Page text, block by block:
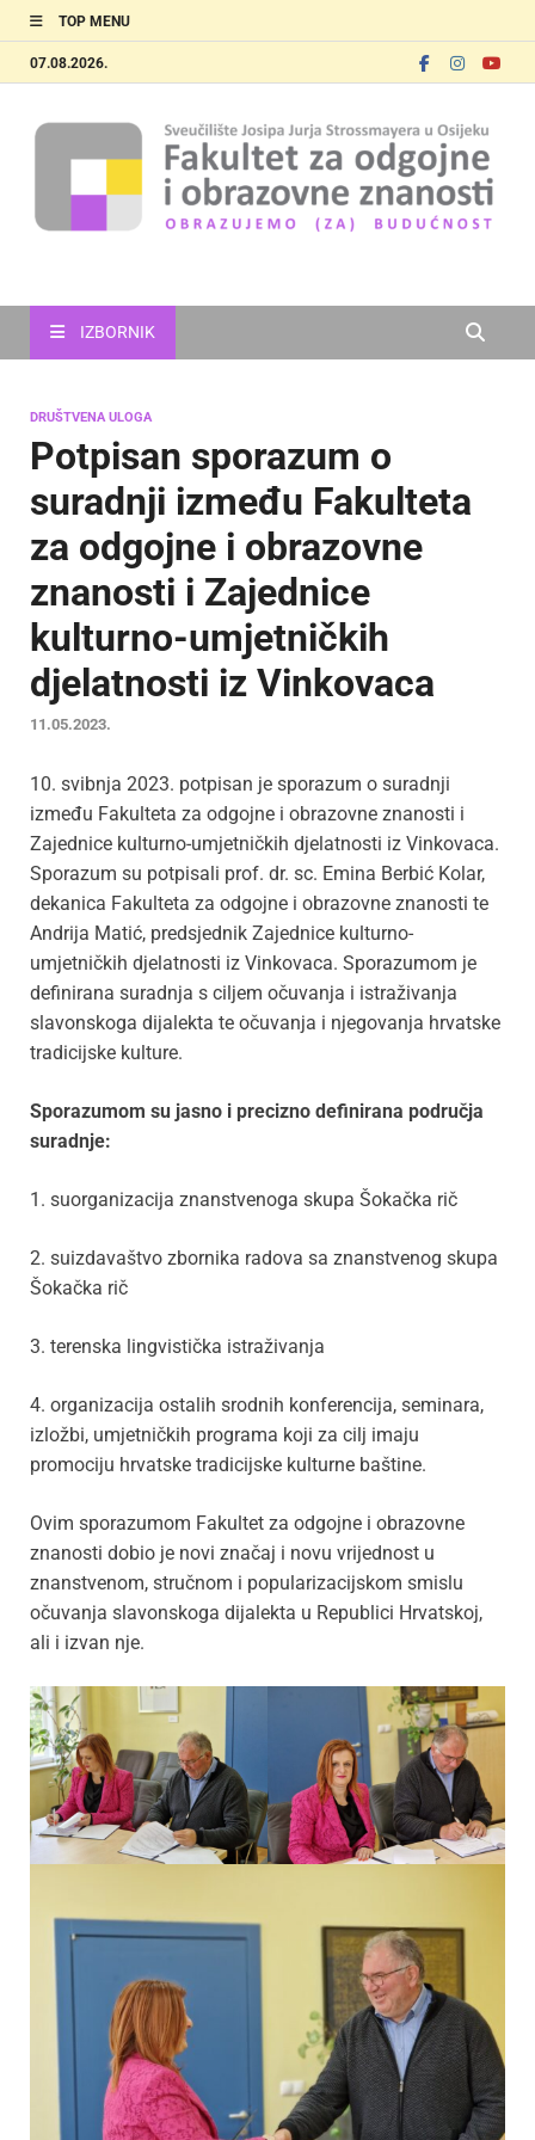
TOP MENU
07.08.2026.
IZBORNIK
DRUŠTVENA ULOGA
Potpisan sporazum o
suradnji između Fakulteta
za odgojne i obrazovne
znanosti i Zajednice
kulturno-umjetničkih
djelatnosti iz Vinkovaca
11.05.2023.
10. svibnja 2023. potpisan je sporazum o suradnji
između Fakulteta za odgojne i obrazovne znanosti i
Zajednice kulturno-umjetničkih djelatnosti iz Vinkovaca.
Sporazum su potpisali prof. dr. sc. Emina Berbić Kolar,
dekanica Fakulteta za odgojne i obrazovne znanosti te
Andrija Matić, predsjednik Zajednice kulturno-
umjetničkih djelatnosti iz Vinkovaca. Sporazumom je
definirana suradnja s ciljem očuvanja i istraživanja
slavonskoga dijalekta te očuvanja i njegovanja hrvatske
tradicijske kulture.
Sporazumom su jasno i precizno definirana područja
suradnje:
1. suorganizacija znanstvenoga skupa Šokačka rič
2. suizdavaštvo zbornika radova sa znanstvenog skupa
Šokačka rič
3. terenska lingvistička istraživanja
4. organizacija ostalih srodnih konferencija, seminara,
izložbi, umjetničkih programa koji za cilj imaju
promociju hrvatske tradicijske kulturne baštine.
Ovim sporazumom Fakultet za odgojne i obrazovne
znanosti dobio je novi značaj i novu vrijednost u
znanstvenom, stručnom i popularizacijskom smislu
očuvanja slavonskoga dijalekta u Republici Hrvatskoj,
ali i izvan nje.